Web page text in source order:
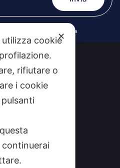
e la politica di riservatezza
✕
cookie
rifiutare o
i cookie